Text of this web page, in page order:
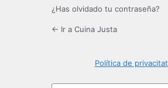
¿Has olvidado tu contraseña?
← Ir a Cuina Justa
Política de privacitat